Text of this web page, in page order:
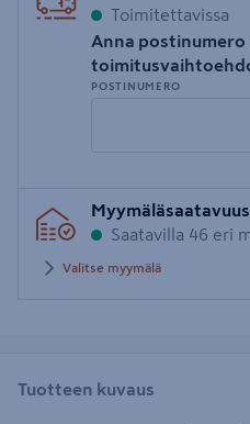
Toimitettavissa
Anna postinumero
POSTINUMERO
postinumero
Myymäläsaatavuus
Saatavilla 46 eri
Valitse myymälä
Tuotteen kuvaus